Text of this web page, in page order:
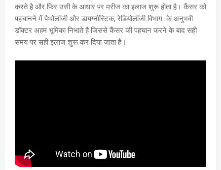
करते है और फिर उसी के आधार पर मरीज का इलाज शुरू होता है। कैंसर को
पहचानने में पैथोलॉजी और डायग्नॉस्टिक, रेडियोलॉजी विभाग के अनुभवी
डॉक्टर अहम भूमिका निभाते है जिससे कैंसर की पहचान करने के बाद सही
समय पर सही इलाज शुरू कर दिया जाता है।